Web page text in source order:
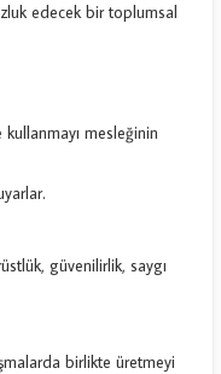
edecek bir toplumsal
mesleğinin
güvenilirlik, saygı
birlikte üretmeyi